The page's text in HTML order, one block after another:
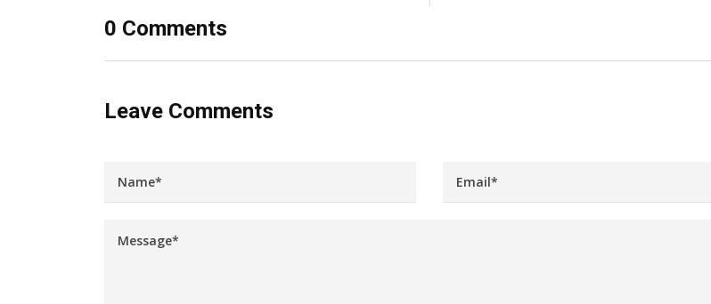
0 Comments
Leave Comments